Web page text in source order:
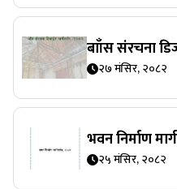
बााँस संरचना
२७ मंसिर, २०८२
भवन निर्माण
२५ मंसिर, २०८२